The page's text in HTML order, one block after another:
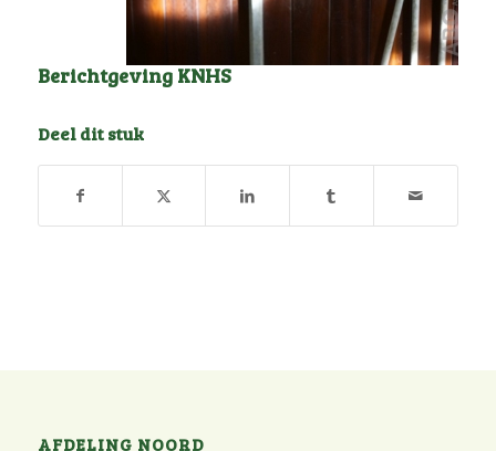
Berichtgeving KNHS
Deel dit stuk
AFDELING NOORD